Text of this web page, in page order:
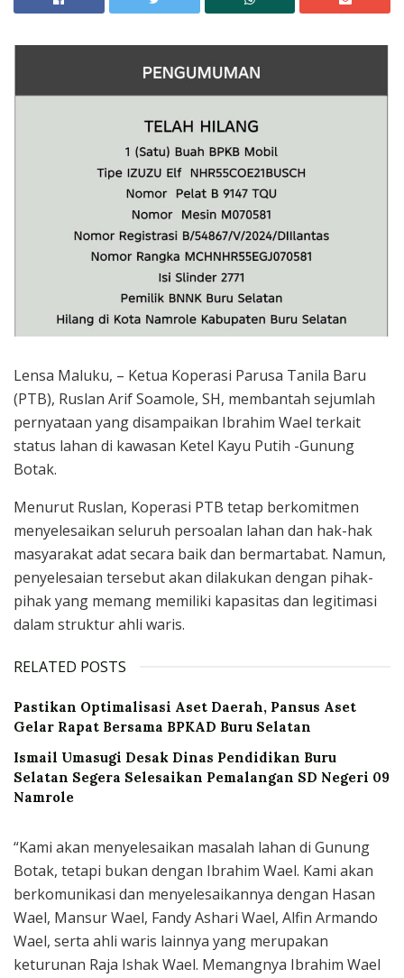
Lensa Maluku, – Ketua Koperasi Parusa Tanila Baru
(PTB), Ruslan Arif Soamole, SH, membantah sejumlah
pernyataan yang disampaikan Ibrahim Wael terkait
status lahan di kawasan Ketel Kayu Putih -Gunung
Botak.
Menurut Ruslan, Koperasi PTB tetap berkomitmen
menyelesaikan seluruh persoalan lahan dan hak-hak
masyarakat adat secara baik dan bermartabat. Namun,
penyelesaian tersebut akan dilakukan dengan pihak-
pihak yang memang memiliki kapasitas dan legitimasi
dalam struktur ahli waris.
RELATED POSTS
Pastikan Optimalisasi Aset Daerah, Pansus Aset
Gelar Rapat Bersama BPKAD Buru Selatan
Ismail Umasugi Desak Dinas Pendidikan Buru
Selatan Segera Selesaikan Pemalangan SD Negeri 09
Namrole
“Kami akan menyelesaikan masalah lahan di Gunung
Botak, tetapi bukan dengan Ibrahim Wael. Kami akan
berkomunikasi dan menyelesaikannya dengan Hasan
Wael, Mansur Wael, Fandy Ashari Wael, Alfin Armando
Wael, serta ahli waris lainnya yang merupakan
keturunan Raja Ishak Wael. Memangnya Ibrahim Wael